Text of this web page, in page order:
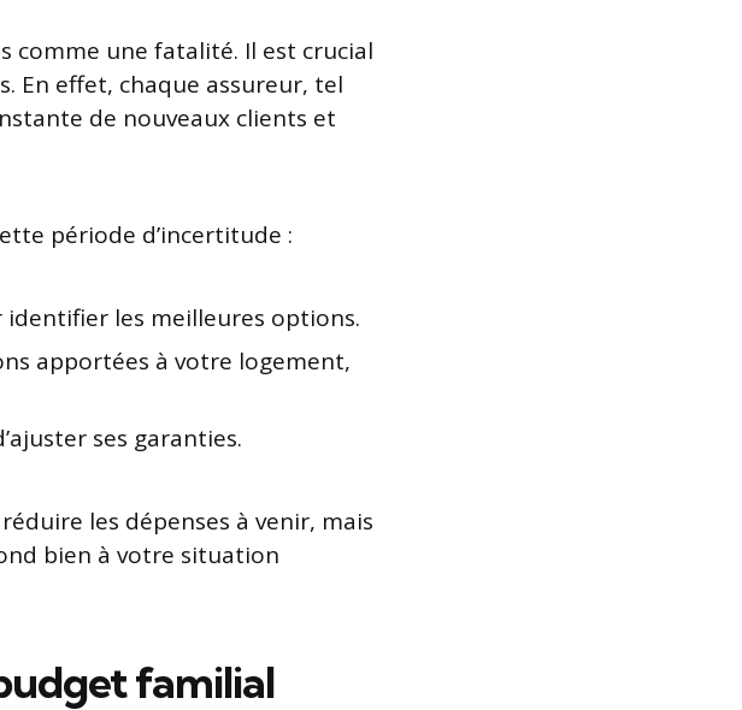
comme une fatalité. Il est crucial
En effet, chaque assureur, tel
de nouveaux clients et
période d’incertitude :
les meilleures options.
apportées à votre logement,
ses garanties.
les dépenses à venir, mais
bien à votre situation
familial